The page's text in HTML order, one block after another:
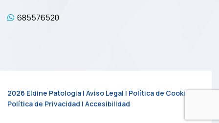
685576520
2026 Eldine Patologia | Aviso Legal | Política de Cookies|
Política de Privacidad | Accesibilidad